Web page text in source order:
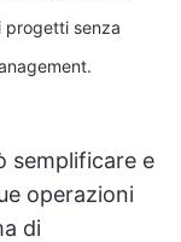
progetti senza
semplificare e
operazioni
di